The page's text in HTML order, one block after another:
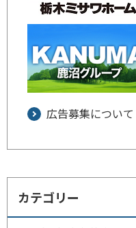
広告募集について
カテゴリー